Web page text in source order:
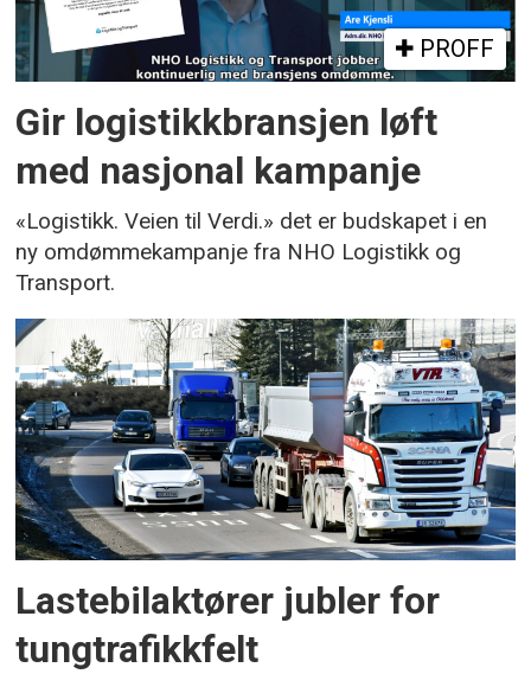
PROFF
Gir logistikkbransjen løft
med nasjonal kampanje
«Logistikk. Veien til Verdi.» det er budskapet i en
ny omdømmekampanje fra NHO Logistikk og
Transport.
Lastebilaktører jubler for
tungtrafikkfelt